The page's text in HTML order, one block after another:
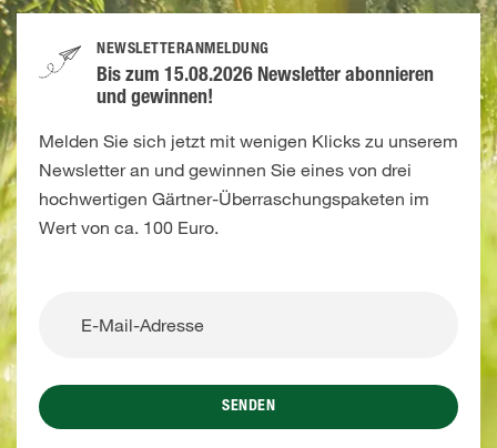
NEWSLETTERANMELDUNG
Bis zum 15.08.2026 Newsletter abonnieren
und gewinnen!
Melden Sie sich jetzt mit wenigen Klicks zu unserem
Newsletter an und gewinnen Sie eines von drei
hochwertigen Gärtner-Überraschungspaketen im
Wert von ca. 100 Euro.
SENDEN